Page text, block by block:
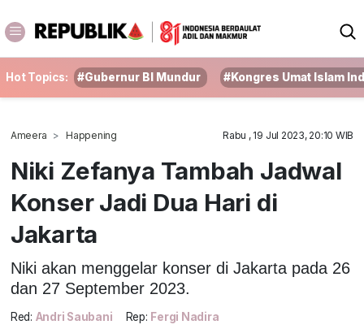
Hot Topics: #Gubernur BI Mundur #Kongres Umat Islam
Ameera Happening Rabu , 19 Jul 2023, 20:10 WIB
Niki Zefanya Tambah Jadwal
Konser Jadi Dua Hari di
Jakarta
Niki akan menggelar konser di Jakarta pada 26
dan 27 September 2023.
Red: Andri Saubani Rep: Fergi Nadira